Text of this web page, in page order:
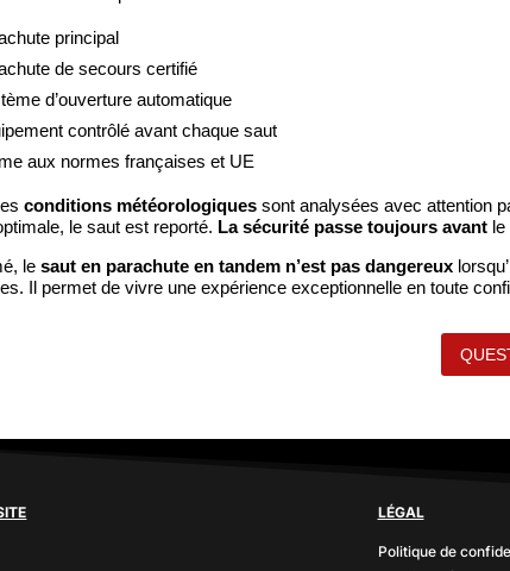
principal
de secours certifié
d’ouverture automatique
contrôlé avant chaque saut
aux normes françaises et UE
conditions météorologiques sont analysées avec attention
le saut est reporté. La sécurité passe toujours avant le
lesaut en parachute en tandem n’est pas dangereux
Il permet de vivre une expérience exceptionnelle en toute
LÉGAL
Politique de